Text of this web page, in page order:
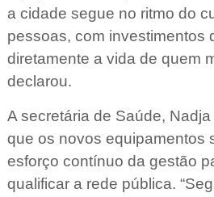
a cidade segue no ritmo do
pessoas, com investimentos
diretamente a vida de quem
declarou.
A secretária de Saúde,
que os novos equipamentos
esforço contínuo da gestão
qualificar a rede pública.